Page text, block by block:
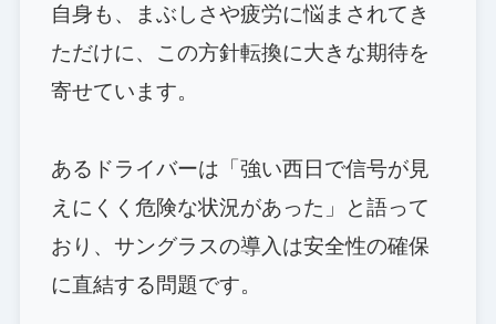
自身も、まぶしさや疲労に悩まされてき
ただけに、この方針転換に大きな期待を
寄せています。
あるドライバーは「強い西日で信号が見
えにくく危険な状況があった」と語って
おり、サングラスの導入は安全性の確保
に直結する問題です。